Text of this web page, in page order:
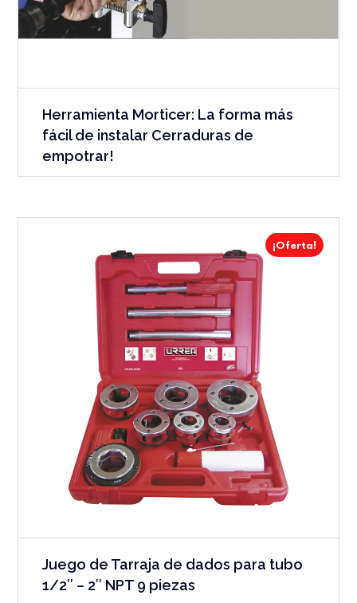
Herramienta Morticer: La forma más
fácil de instalar Cerraduras de
empotrar!
¡Oferta!
Juego de Tarraja de dados para tubo
1/2″ – 2″ NPT 9 piezas